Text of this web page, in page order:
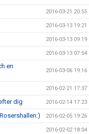
2016-03-21 20:55
2016-03-13 19:21
2016-03-13 09:19
2016-03-13 07:54
en
2016-03-06 19:16
2016-02-21 17:37
dig 2016-02-14 17:23
2016-02-05 19:26
2016-02-02 18:04